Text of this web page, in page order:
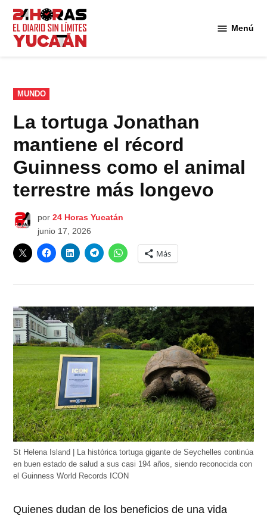
Saltar
contenido
Menú
PUBLICADO
EN
MUNDO
La tortuga Jonathan
mantiene el récord
Guinness como el animal
terrestre más longevo
por 24 Horas Yucatán
junio 17, 2026
Más
St Helena Island | La histórica tortuga gigante de Seychelles continúa
en buen estado de salud a sus casi 194 años, siendo reconocida con
el Guinness World Records ICON
Quienes dudan de los beneficios de una vida